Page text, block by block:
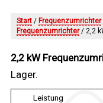
Start / Frequenzumrichter
Frequenzumrichter/ 2,2
2,2 kW
Lager.
Leistung